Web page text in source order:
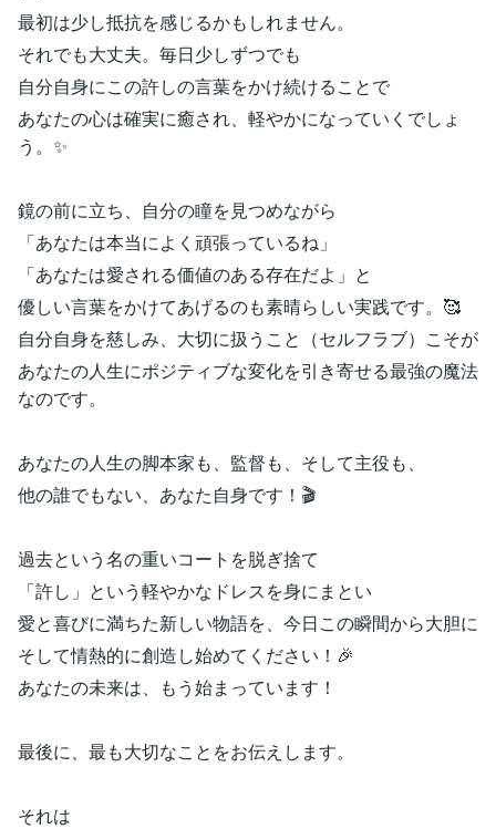
最初は少し抵抗を感じるかもしれません。
それでも大丈夫。毎日少しずつでも
自分自身にこの許しの言葉をかけ続けることで
あなたの心は確実に癒され、軽やかになっていくでしょ
う。✨
鏡の前に立ち、自分の瞳を見つめながら
「あなたは本当によく頑張っているね」
「あなたは愛される価値のある存在だよ」と
優しい言葉をかけてあげるのも素晴らしい実践です。🥰
自分自身を慈しみ、大切に扱うこと（セルフラブ）こそが
あなたの人生にポジティブな変化を引き寄せる最強の魔法
なのです。
あなたの人生の脚本家も、監督も、そして主役も、
他の誰でもない、あなた自身です！🎬
過去という名の重いコートを脱ぎ捨て
「許し」という軽やかなドレスを身にまとい
愛と喜びに満ちた新しい物語を、今日この瞬間から大胆に
そして情熱的に創造し始めてください！🎉
あなたの未来は、もう始まっています！
最後に、最も大切なことをお伝えします。
それは